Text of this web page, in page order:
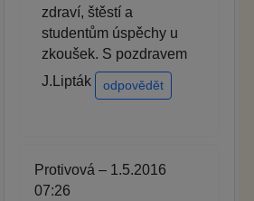
zdraví, štěstí a
studentům úspěchy u
zkoušek. S pozdravem
J.Lipták
odpovědět
Protivová – 1.5.2016
07:26